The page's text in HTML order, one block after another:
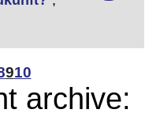
910
archive: